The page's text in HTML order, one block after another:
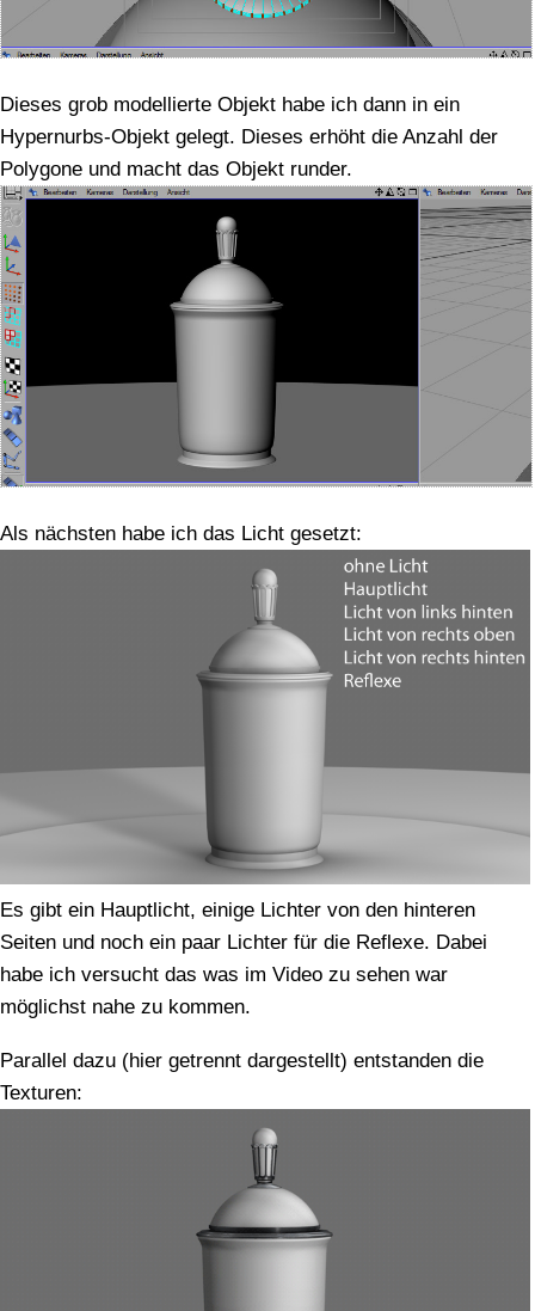
Dieses grob modellierte Objekt habe ich dann in ein
Hypernurbs-Objekt gelegt. Dieses erhöht die Anzahl der
Polygone und macht das Objekt runder.
Als nächsten habe ich das Licht gesetzt:
Es gibt ein Hauptlicht, einige Lichter von den hinteren
Seiten und noch ein paar Lichter für die Reflexe. Dabei
habe ich versucht das was im Video zu sehen war
möglichst nahe zu kommen.
Parallel dazu (hier getrennt dargestellt) entstanden die
Texturen: